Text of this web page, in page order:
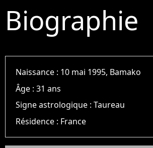
Biographie
Naissance : 10 mai 1995, Bamako
Âge :31 ans
Signe astrologique :Taureau
Résidence : France